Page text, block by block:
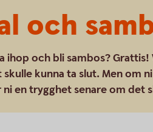
och
ihop och bli sambos?
kunna ta slut. Men om
en trygghet senare om det